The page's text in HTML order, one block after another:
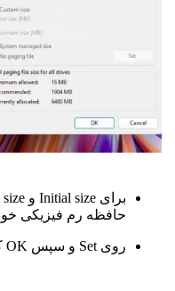
حافظه رم فیزیکی خود
روی Set و سپس OK کلیک کنید و سیستم را ریستارت کنید.